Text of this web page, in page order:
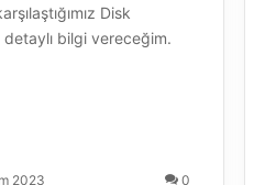
Disk
detaylı bilgi vereceğim.
2023 0